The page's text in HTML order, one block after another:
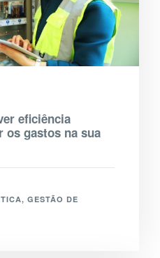
eficiência
os gastos na sua
, GESTÃO DE